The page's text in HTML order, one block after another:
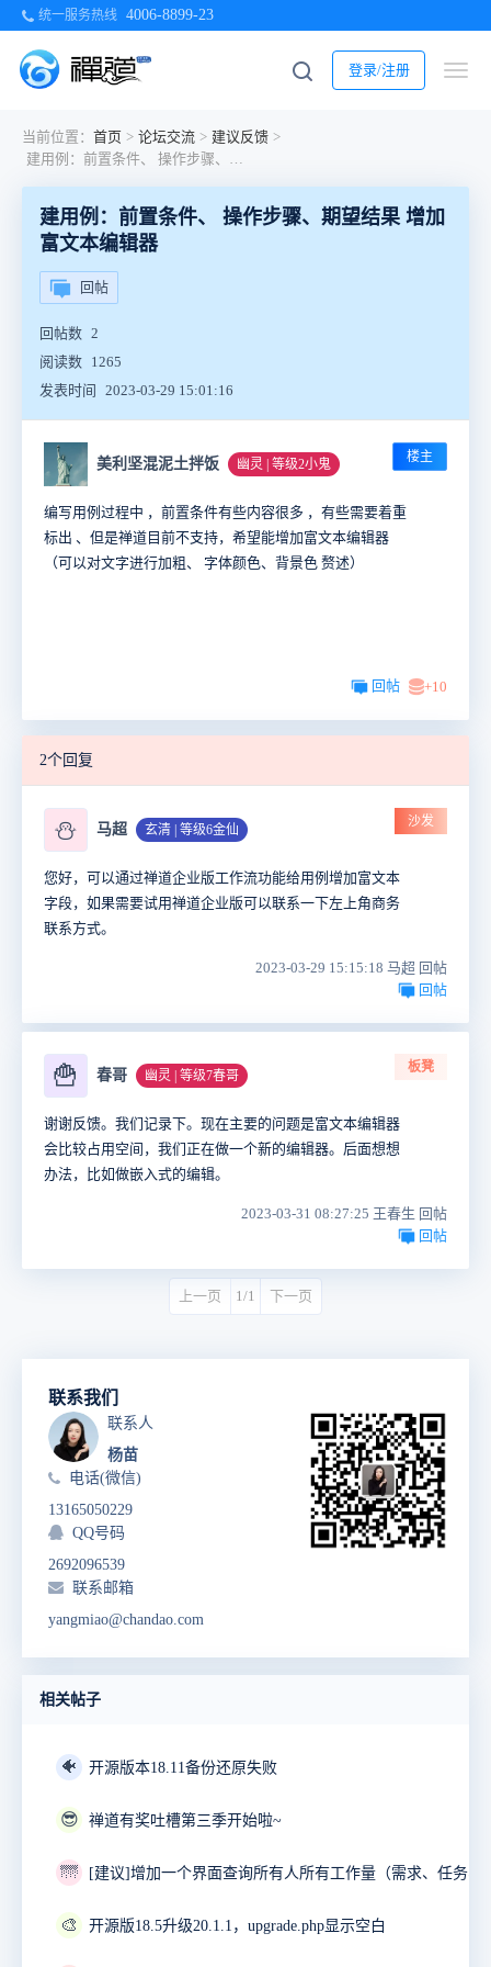
统一服务热线 4006-8899-23
登录/注册
当前位置： 首页 > 论坛交流 > 建议反馈 >
建用例：前置条件、 操作步骤、期望结果 增加 富文本编辑器
建用例：前置条件、 操作步骤、期望结果 增加
富文本编辑器
回帖
回帖数 2
阅读数 1265
发表时间
2023-03-29 15:01:16
美利坚混泥土拌饭 幽灵 | 等级2小鬼 楼主
编写用例过程中 ，前置条件有些内容很多 ，有些需要着重
标出 、但是禅道目前不支持，希望能增加富文本编辑器
（可以对文字进行加粗、 字体颜色、背景色 赘述）
回帖 +10
2个回复
⛄ 马超 玄清 | 等级6金仙
沙发
您好，可以通过禅道企业版工作流功能给用例增加富文本
字段，如果需要试用禅道企业版可以联系一下左上角商务
联系方式。
2023-03-29 15:15:18 马超 回帖
回帖
🍟 春哥 幽灵 | 等级7春哥
板凳
谢谢反馈。我们记录下。现在主要的问题是富文本编辑器
会比较占用空间，我们正在做一个新的编辑器。后面想想
办法，比如做嵌入式的编辑。
2023-03-31 08:27:25 王春生 回帖
回帖
上一页 1/1 下一页
联系我们
联系人
杨苗
电话(微信)
13165050229
QQ号码
2692096539
联系邮箱
yangmiao@chandao.com
相关帖子
🐠 开源版本18.11备份还原失败
😎 禅道有奖吐槽第三季开始啦~
🌁
🎨 开源版18.5升级20.1.1，upgrade.php显示空白